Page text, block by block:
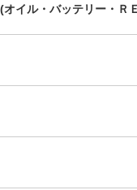
オイル・バッテリー・Ｒ